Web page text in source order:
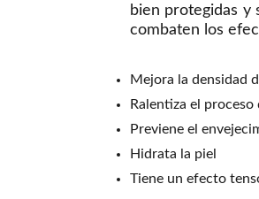
bien protegidas y
combaten los
Mejora la densidad
Ralentiza el
Previene el
Hidrata la piel
Tiene un efecto